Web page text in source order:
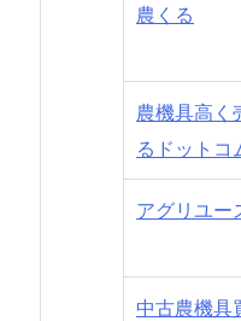
農くる
農機具高く
るドットコ
アグリユー
中古農機具